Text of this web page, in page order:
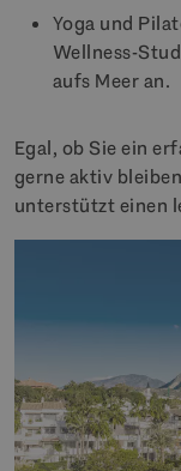
Yoga und
Wellness-
aufs Meer an.
Egal, ob Sie ein
gerne aktiv
unterstützt einen